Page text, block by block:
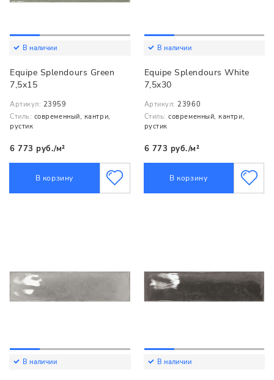
В наличии
Equipe Splendours Green
7,5x15
Артикул: 23959
Стиль: современный, кантри,
рустик
6 773 руб./м²
В корзину
В наличии
Equipe Splendours White
7,5x30
Артикул: 23960
Стиль: современный, кантри,
рустик
6 773 руб./м²
В корзину
В наличии В наличии